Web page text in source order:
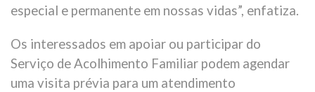
especial e permanente em nossas vidas”, enfatiza.
Os interessados em apoiar ou participar do
Serviço de Acolhimento Familiar podem agendar
uma visita prévia para um atendimento